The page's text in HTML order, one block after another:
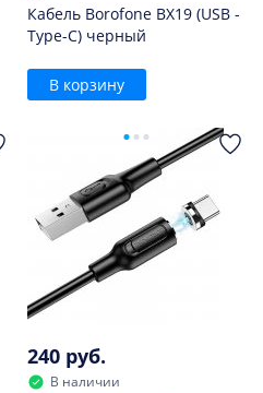
Кабель Borofone BX19 (USB -
Type-C) черный
В корзину
240 руб.
В наличии